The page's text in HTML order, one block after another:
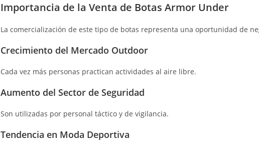
Importancia de la Venta de Botas Armor Under
La comercialización de este tipo de botas representa una oportunidad de
Crecimiento del Mercado Outdoor
Cada vez más personas practican actividades al aire libre.
Aumento del Sector de Seguridad
Son utilizadas por personal táctico y de vigilancia.
Tendencia en Moda Deportiva